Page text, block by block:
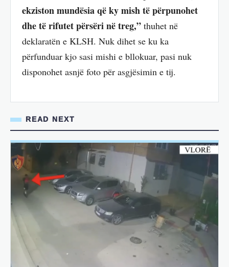
ekziston mundësia që ky mish të përpunohet
dhe të rifutet përsëri në treg,” thuhet në
deklaratën e KLSH. Nuk dihet se ku ka
përfunduar kjo sasi mishi e bllokuar, pasi nuk
disponohet asnjë foto për asgjësimin e tij.
READ NEXT